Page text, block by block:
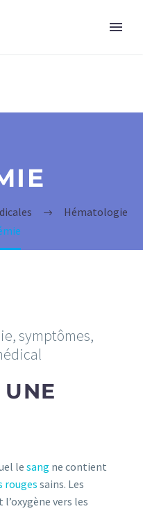
Hématologie
symptômes,
UNE
le sang ne contient
rouges sains. Les
vers les